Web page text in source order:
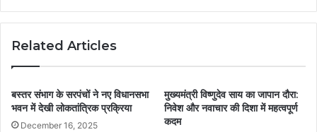
Related Articles
बस्तर संभाग के सरपंचों ने नए विधानसभा
भवन में देखी लोकतांत्रिक प्रक्रिया
December 16, 2025
मुख्यमंत्री विष्णुदेव साय का जापान दौरा:
निवेश और नवाचार की दिशा में महत्वपूर्ण
कदम